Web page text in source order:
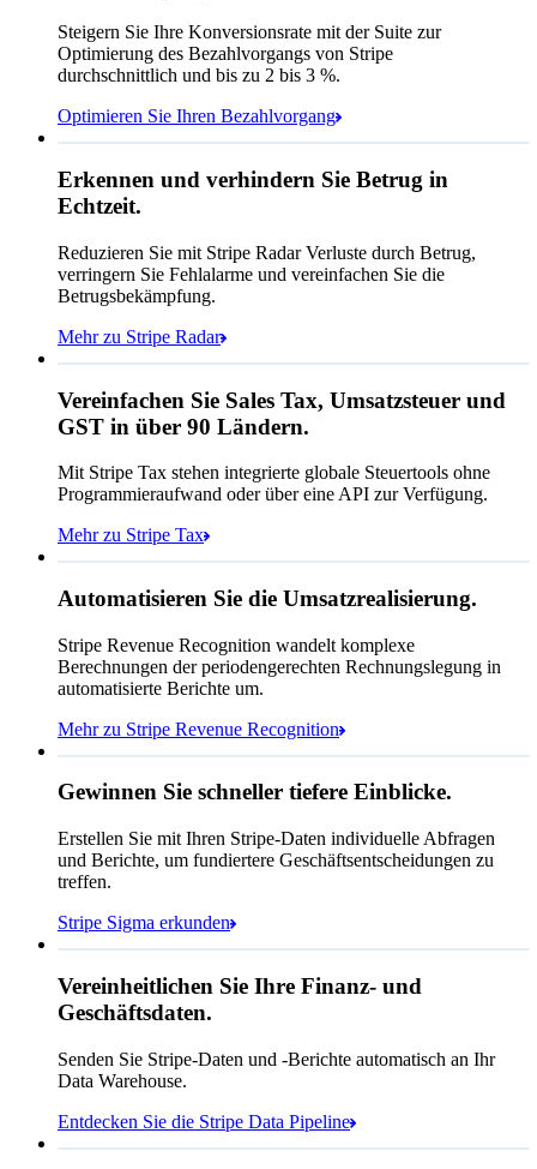
Karte
Affirm
Kryptowährung
Steigern Sie Ihre Konversionsrate mit der Suite zur
Optimierung des Bezahlvorgangs von Stripe
durchschnittlich und bis zu 2 bis 3 %.
Optimieren Sie Ihren Bezahlvorgang
3D Secure-Authentifizierung angefordert
Regel angewendet: Zulassen
Erkennen und verhindern Sie Betrug in
Echtzeit.
Reduzieren Sie mit Stripe Radar Verluste durch Betrug,
verringern Sie Fehlalarme und vereinfachen Sie die
Betrugsbekämpfung.
Mehr zu Stripe Radar
Queried
Zahlen Sie Queried
220,02 CHF
Abonnement 199,00 CHF
Zahlbarer Betrag 220,02 CHF
Postleitzahl
98104
Vereinfachen Sie Sales Tax, Umsatzsteuer und
GST in über 90 Ländern.
Mit Stripe Tax stehen integrierte globale Steuertools ohne
Programmieraufwand oder über eine API zur Verfügung.
Mehr zu Stripe Tax
4.671.533,72 CHF
Offen Geschlossen
Automatisieren Sie die Umsatzrealisierung.
Stripe Revenue Recognition wandelt komplexe
Berechnungen der periodengerechten Rechnungslegung in
automatisierte Berichte um.
Mehr zu Stripe Revenue Recognition
haben wir in Frankreich?
select
id,
shipping_address_country
fromcustomers
where shipping_address_country = 'FR'
https://dashboard.stripe.com/quer...
Gewinnen Sie schneller tiefere Einblicke.
Erstellen Sie mit Ihren Stripe-Daten individuelle Abfragen
und Berichte, um fundiertere Geschäftsentscheidungen zu
treffen.
Stripe Sigma erkunden
Wählen Sie den Speicherort für Ihre Daten aus
Snowflake Amazon Redshift
Databricks Amazon S3
Vereinheitlichen Sie Ihre Finanz- und
Geschäftsdaten.
Senden Sie Stripe-Daten und -Berichte automatisch an Ihr
Data Warehouse.
Entdecken Sie die Stripe Data Pipeline